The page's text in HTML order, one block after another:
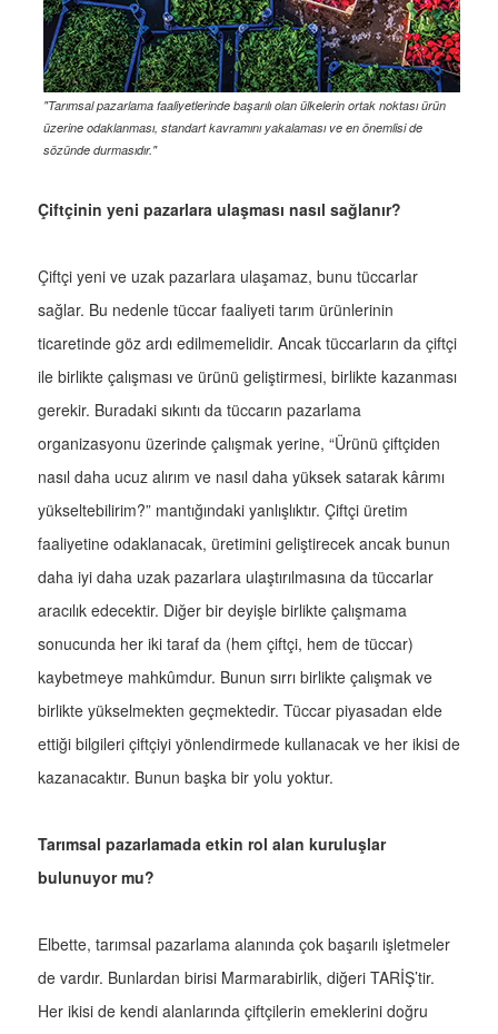
"Tarımsal pazarlama faaliyetlerinde başarılı olan ülkelerin ortak noktası ürün
üzerine odaklanması, standart kavramını yakalaması ve en önemlisi de
sözünde durmasıdır."
Çiftçinin yeni pazarlara ulaşması nasıl sağlanır?
Çiftçi yeni ve uzak pazarlara ulaşamaz, bunu tüccarlar
sağlar. Bu nedenle tüccar faaliyeti tarım ürünlerinin
ticaretinde göz ardı edilmemelidir. Ancak tüccarların da çiftçi
ile birlikte çalışması ve ürünü geliştirmesi, birlikte kazanması
gerekir. Buradaki sıkıntı da tüccarın pazarlama
organizasyonu üzerinde çalışmak yerine, “Ürünü çiftçiden
nasıl daha ucuz alırım ve nasıl daha yüksek satarak kârımı
yükseltebilirim?” mantığındaki yanlışlıktır. Çiftçi üretim
faaliyetine odaklanacak, üretimini geliştirecek ancak bunun
daha iyi daha uzak pazarlara ulaştırılmasına da tüccarlar
aracılık edecektir. Diğer bir deyişle birlikte çalışmama
sonucunda her iki taraf da (hem çiftçi, hem de tüccar)
kaybetmeye mahkûmdur. Bunun sırrı birlikte çalışmak ve
birlikte yükselmekten geçmektedir. Tüccar piyasadan elde
ettiği bilgileri çiftçiyi yönlendirmede kullanacak ve her ikisi de
kazanacaktır. Bunun başka bir yolu yoktur.
Tarımsal pazarlamada etkin rol alan kuruluşlar
bulunuyor mu?
Elbette, tarımsal pazarlama alanında çok başarılı işletmeler
de vardır. Bunlardan birisi Marmarabirlik, diğeri TARİŞ’tir.
Her ikisi de kendi alanlarında çiftçilerin emeklerini doğru